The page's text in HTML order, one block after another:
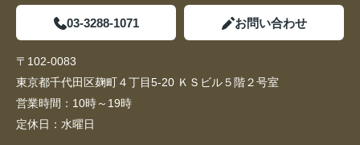
03-3288-1071 お問い合わせ
〒102-0083
東京都千代田区麹町４丁目5-20 ＫＳビル５階２号室
営業時間： 10時～19時
定休日： 水曜日